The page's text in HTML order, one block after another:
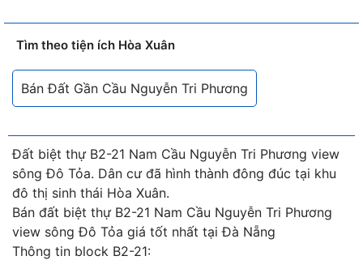
Tìm theo tiện ích Hòa Xuân
Bán Đất Gần Cầu Nguyễn Tri Phương
Đất biệt thự B2-21 Nam Cầu Nguyễn Tri Phương view
sông Đô Tỏa. Dân cư đã hình thành đông đúc tại khu
đô thị sinh thái Hòa Xuân.
Bán đất biệt thự B2-21 Nam Cầu Nguyễn Tri Phương
view sông Đô Tỏa giá tốt nhất tại Đà Nẵng
Thông tin block B2-21: